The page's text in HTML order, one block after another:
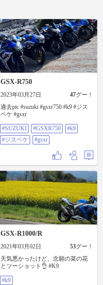
GSX-R750
2023年03月27日 47グー！
過去pic #suzuki #gsxr750 #k9 #ジス
ペケ #gsxr
#SUZUKI #GSXR750
#k9
#ジスペケ
#gsxr
GSX-R1000/R
2021年03月02日 53グー！
天気悪かったけど、念願の菜の花
とツーショット👌 #K9
#k9